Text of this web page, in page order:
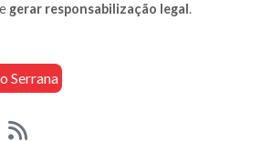
gerar responsabilização legal.
Serrana